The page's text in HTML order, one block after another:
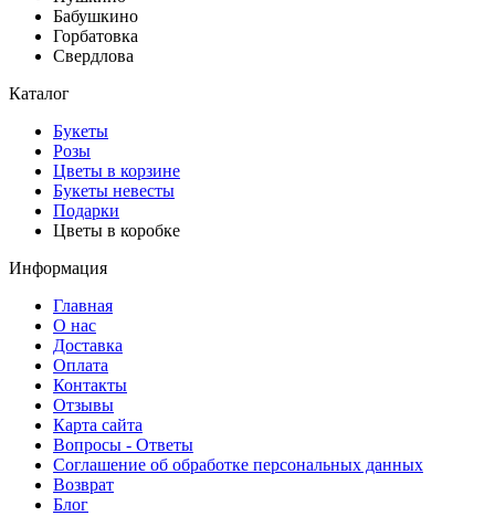
Бабушкино
Горбатовка
Свердлова
Каталог
Букеты
Розы
Цветы в корзине
Букеты невесты
Подарки
Цветы в коробке
Информация
Главная
О нас
Доставка
Оплата
Контакты
Отзывы
Карта сайта
Вопросы - Ответы
Соглашение об обработке персональных данных
Возврат
Блог